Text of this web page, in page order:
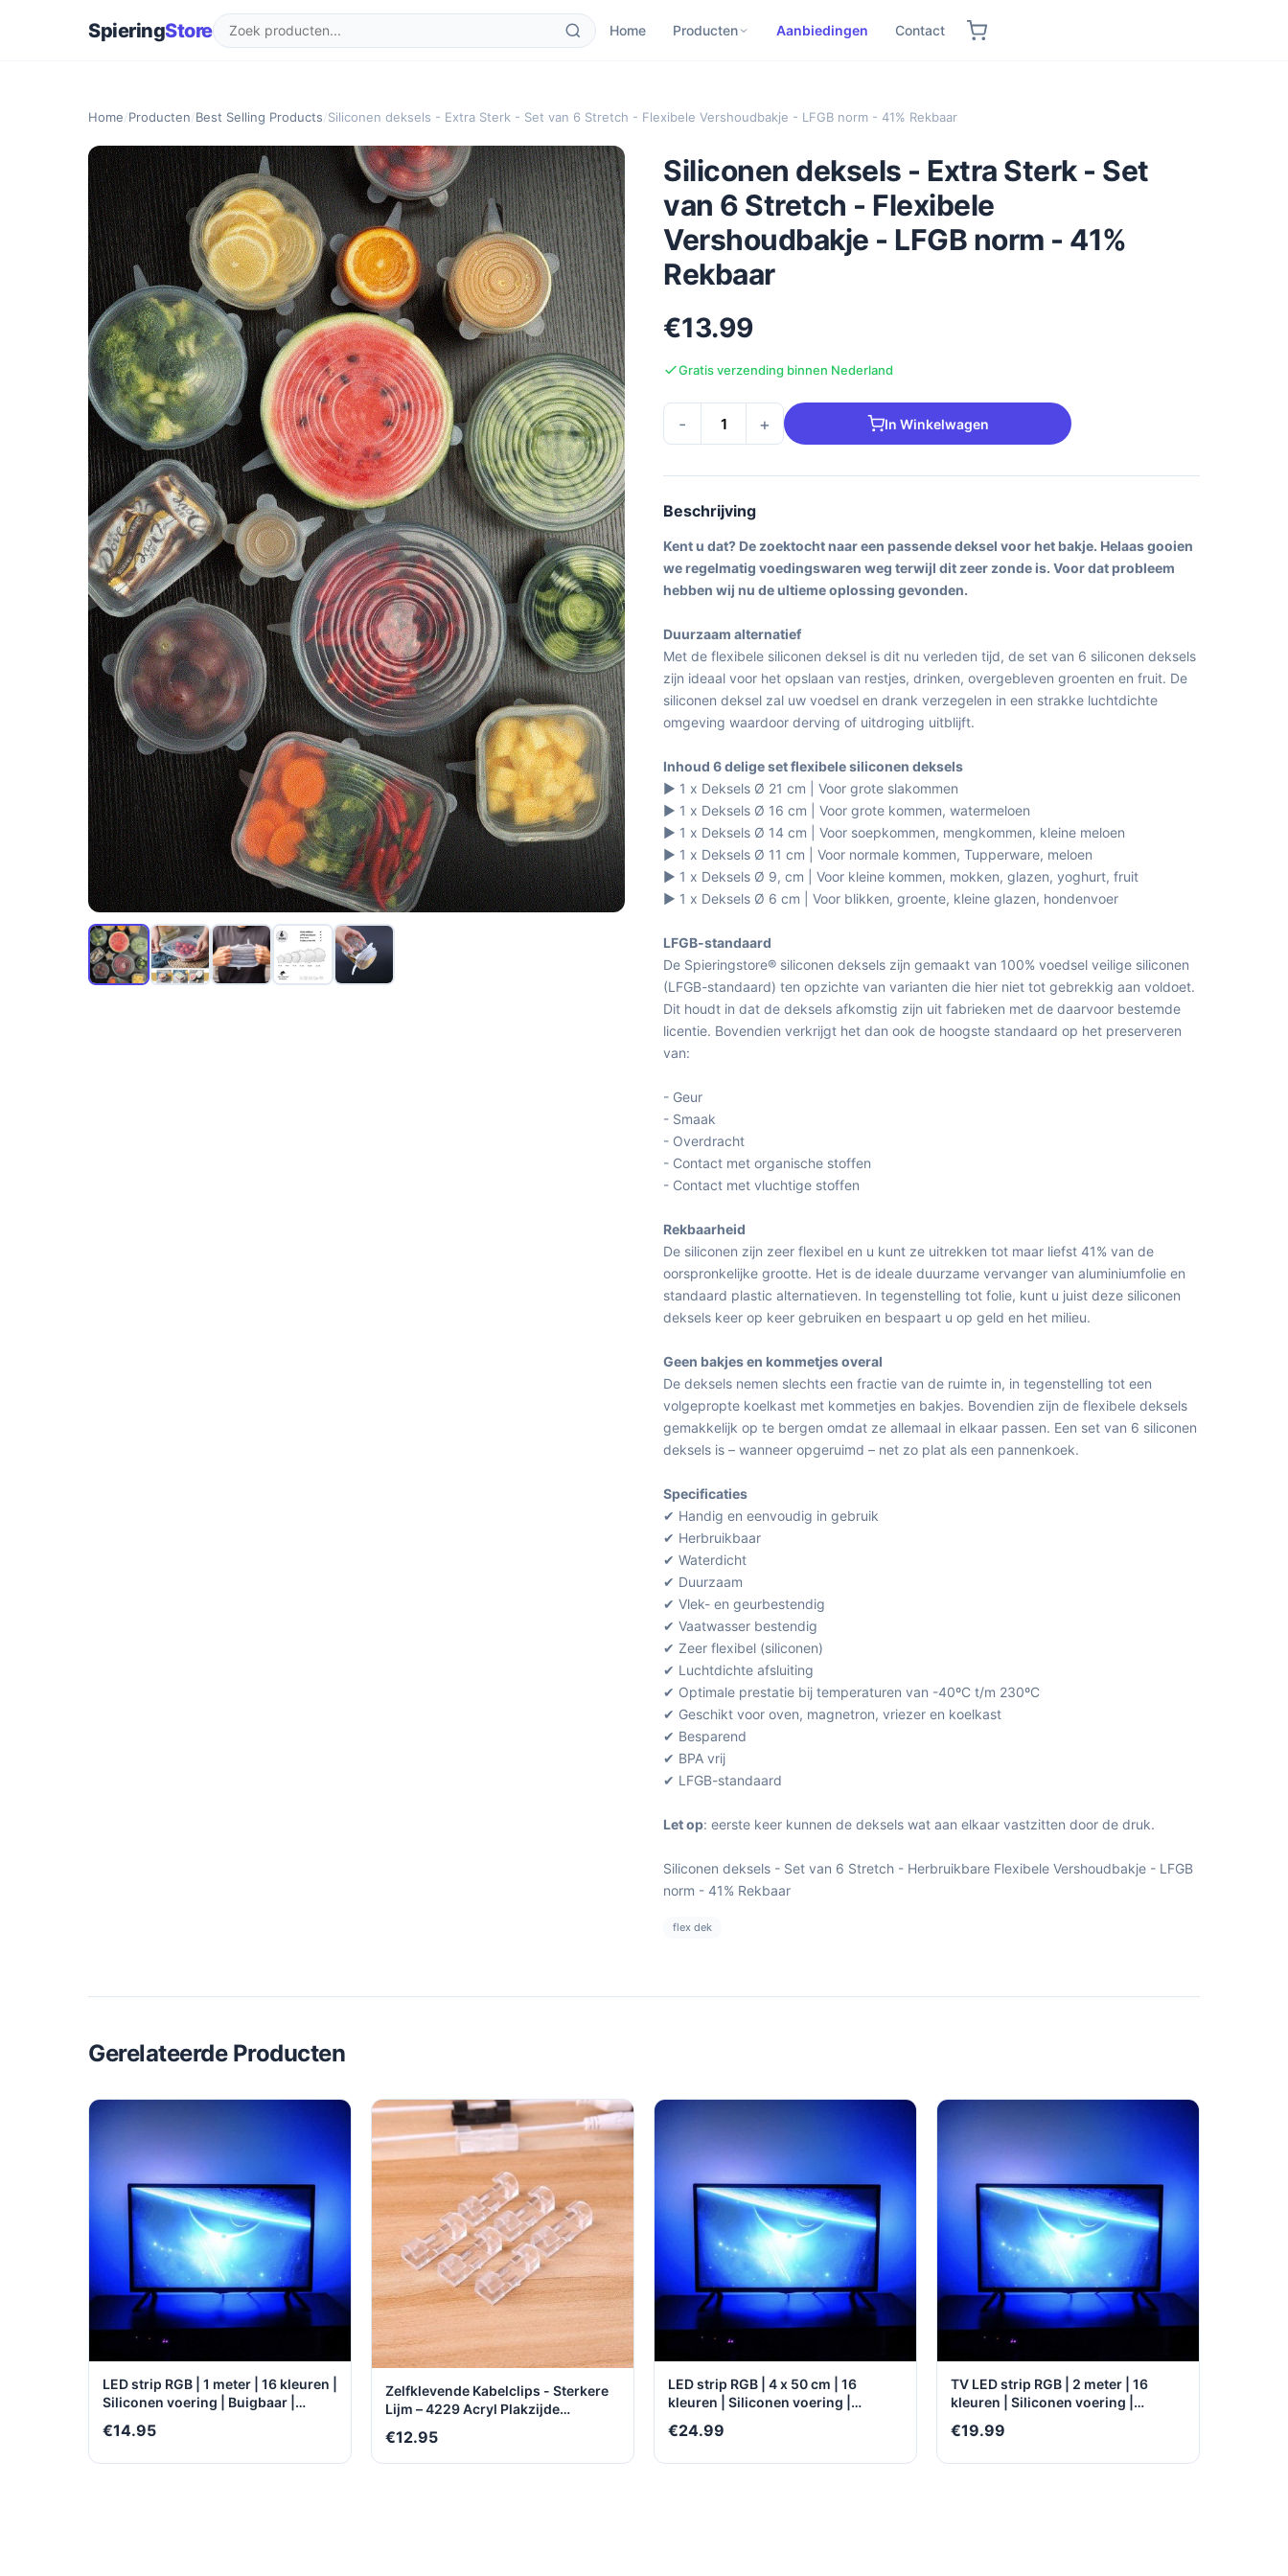
SpieringStore Home Producten Aanbiedingen Contact
Home/Producten/Best Selling Products/Siliconen deksels - Extra Sterk - Set van 6 Stretch - Flexibele Vershoudbakje - LFGB norm - 41% Rekbaar
Siliconen deksels - Extra Sterk - Set
van 6 Stretch - Flexibele
Vershoudbakje - LFGB norm - 41%
Rekbaar
€13.99
Gratis verzending binnen Nederland
- + In Winkelwagen
Beschrijving
Kent u dat? De zoektocht naar een passende deksel voor het bakje. Helaas gooien
we regelmatig voedingswaren weg terwijl dit zeer zonde is. Voor dat probleem
hebben wij nu de ultieme oplossing gevonden.
Duurzaam alternatief
Met de flexibele siliconen deksel is dit nu verleden tijd, de set van 6 siliconen deksels
zijn ideaal voor het opslaan van restjes, drinken, overgebleven groenten en fruit. De
siliconen deksel zal uw voedsel en drank verzegelen in een strakke luchtdichte
omgeving waardoor derving of uitdroging uitblijft.
Inhoud 6 delige set flexibele siliconen deksels
▶ 1 x Deksels Ø 21 cm | Voor grote slakommen
▶ 1 x Deksels Ø 16 cm | Voor grote kommen, watermeloen
▶ 1 x Deksels Ø 14 cm | Voor soepkommen, mengkommen, kleine meloen
▶ 1 x Deksels Ø 11 cm | Voor normale kommen, Tupperware, meloen
▶ 1 x Deksels Ø 9, cm | Voor kleine kommen, mokken, glazen, yoghurt, fruit
▶ 1 x Deksels Ø 6 cm | Voor blikken, groente, kleine glazen, hondenvoer
LFGB-standaard
De Spieringstore® siliconen deksels zijn gemaakt van 100% voedsel veilige siliconen
(LFGB-standaard) ten opzichte van varianten die hier niet tot gebrekkig aan voldoet.
Dit houdt in dat de deksels afkomstig zijn uit fabrieken met de daarvoor bestemde
licentie. Bovendien verkrijgt het dan ook de hoogste standaard op het preserveren
van:
- Geur
- Smaak
- Overdracht
- Contact met organische stoffen
- Contact met vluchtige stoffen
Rekbaarheid
De siliconen zijn zeer flexibel en u kunt ze uitrekken tot maar liefst 41% van de
oorspronkelijke grootte. Het is de ideale duurzame vervanger van aluminiumfolie en
standaard plastic alternatieven. In tegenstelling tot folie, kunt u juist deze siliconen
deksels keer op keer gebruiken en bespaart u op geld en het milieu.
Geen bakjes en kommetjes overal
De deksels nemen slechts een fractie van de ruimte in, in tegenstelling tot een
volgepropte koelkast met kommetjes en bakjes. Bovendien zijn de flexibele deksels
gemakkelijk op te bergen omdat ze allemaal in elkaar passen. Een set van 6 siliconen
deksels is – wanneer opgeruimd – net zo plat als een pannenkoek.
Specificaties
✔ Handig en eenvoudig in gebruik
✔ Herbruikbaar
✔ Waterdicht
✔ Duurzaam
✔ Vlek- en geurbestendig
✔ Vaatwasser bestendig
✔ Zeer flexibel (siliconen)
✔ Luchtdichte afsluiting
✔ Optimale prestatie bij temperaturen van -40ºC t/m 230ºC
✔ Geschikt voor oven, magnetron, vriezer en koelkast
✔ Besparend
✔ BPA vrij
✔ LFGB-standaard
Let op: eerste keer kunnen de deksels wat aan elkaar vastzitten door de druk.
Siliconen deksels - Set van 6 Stretch - Herbruikbare Flexibele Vershoudbakje - LFGB
norm - 41% Rekbaar
flex dek
Gerelateerde Producten
LED strip RGB | 1 meter | 16 kleuren |
Siliconen voering | Buigbaar |
stofbestendig | Zelfklevend |
€14.95
Zelfklevende Kabelclips - Sterkere
Lijm – 4229 Acryl Plakzijde
KabelOrganizer - 40 stuks
€12.95
LED strip RGB | 4 x 50 cm | 16
kleuren | Siliconen voering |
stofbestendig | Zelfklevend |
€24.99
TV LED strip RGB | 2 meter | 16
kleuren | Siliconen voering |
| Zelfklevend | Multifunctioneel
€19.99